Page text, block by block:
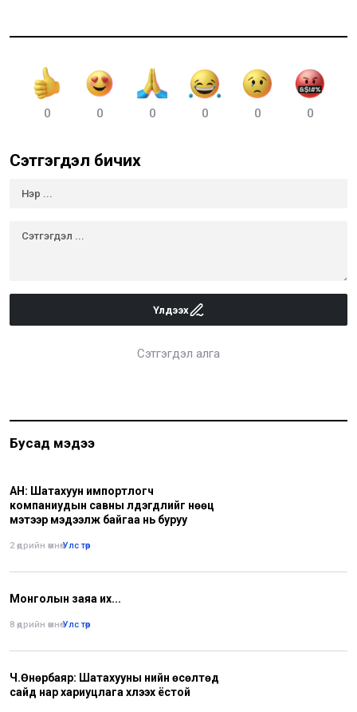
0 0 0 0 0 0
Сэтгэгдэл бичих
Үлдээх
Сэтгэгдэл алга
Бусад мэдээ
АН: Шатахуун импортлогч
компаниудын савны үлдэгдлийг нөөц
мэтээр мэдээлж байгаа нь буруу
2 өдрийн өмнө•Улс төр
Монголын заяа их...
8 өдрийн өмнө•Улс төр
Ч.Өнөрбаяр: Шатахууны үнийн өсөлтөд
сайд нар хариуцлага хүлээх ёстой